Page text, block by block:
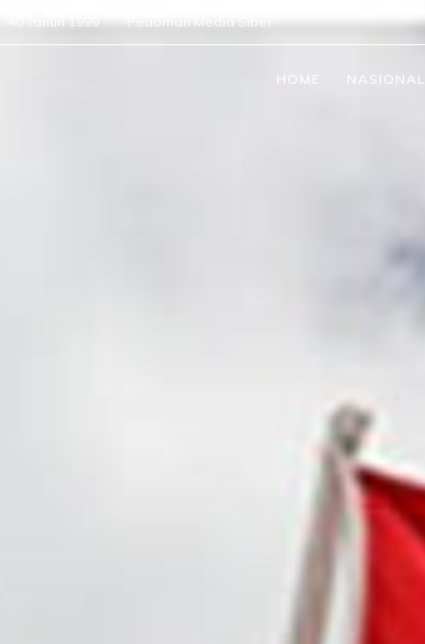
40 Tahun 1999 Pedoman Media Siber
HOME NASIONAL